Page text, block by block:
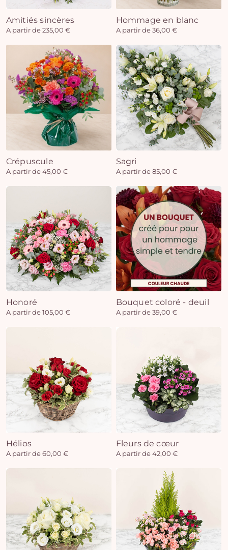
Amitiés sincères
A partir de 235,00 €
Hommage en blanc
A partir de 36,00 €
Crépuscule
A partir de 45,00 €
Sagri
A partir de 85,00 €
Honoré
A partir de 105,00 €
Bouquet coloré - deuil
A partir de 39,00 €
Hélios
A partir de 60,00 €
Fleurs de cœur
A partir de 42,00 €